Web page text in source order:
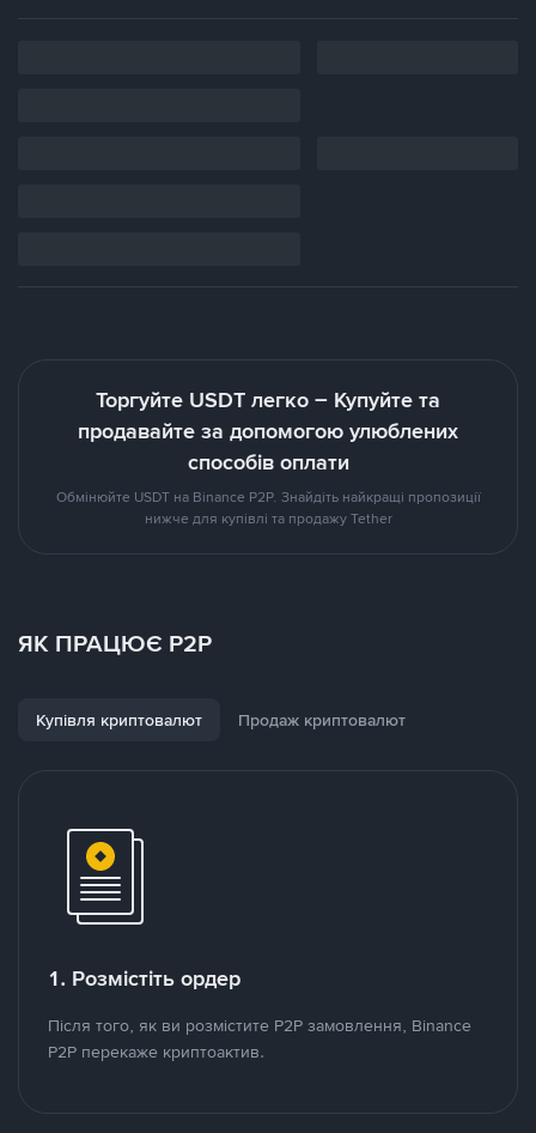
Торгуйте USDT легко – Купуйте та
продавайте за допомогою улюблених
способів оплати
Обмінюйте USDT на Binance P2P. Знайдіть найкращі пропозиції
нижче для купівлі та продажу Tether
ЯК ПРАЦЮЄ P2P
Купівля криптовалют Продаж криптовалют
1. Розмістіть ордер
Після того, як ви розмістите P2P замовлення, Binance
P2P перекаже криптоактив.